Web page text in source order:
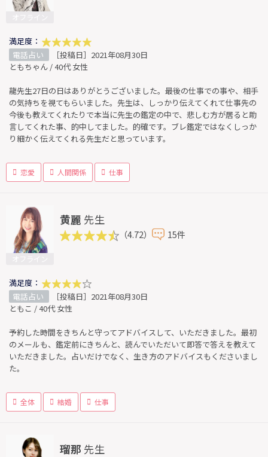
満足度：
電話占い
［投稿日］2021年08月30日
ともちゃん / 40代 女性
龍先生27日の日はありがとうございました。最後の仕事での事や、相手
の気持ちを視てもらいました。先生は、しっかり伝えてくれて仕事先の
今後も教えてくれたりで本当に先生の鑑定の中で、悲しむ方が居ると助
言してくれた事、的中してました。的確です。ブレ鑑定ではなくしっか
り細かく伝えてくれる先生だと思っています。
恋愛 人間関係 仕事
黄麗 先生
（4.72） 15件
満足度：
電話占い
［投稿日］2021年08月30日
ともこ / 40代 女性
予約した時間をきちんと守ってアドバイスして、いただきました。最初
のメールも、鑑定前にきちんと、読んでいただいて即答で答えを教えて
いただきました。占いだけでなく、生き方のアドバイスもくださいまし
た。
全体 結婚 仕事
瑠那 先生